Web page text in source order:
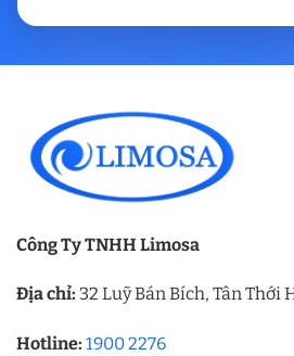
Công Ty TNHH Limosa
Địa chỉ: 32 Luỹ Bán Bích, Tân Thới
Hotline: 1900 2276